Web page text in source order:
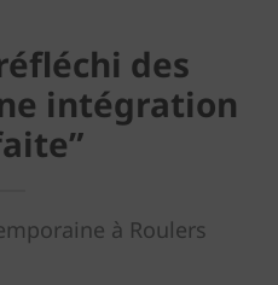
des
intégration
à Roulers